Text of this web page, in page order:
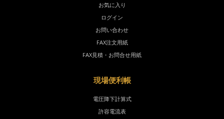
お気に入り
ログイン
お問い合わせ
FAX注文用紙
FAX見積・お問合せ用紙
現場便利帳
電圧降下計算式
許容電流表